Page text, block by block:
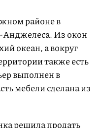
районе в
Анджелеса. Из окон
океан, а вокруг
также есть
выполнен в
мебели сделана из
решила продать